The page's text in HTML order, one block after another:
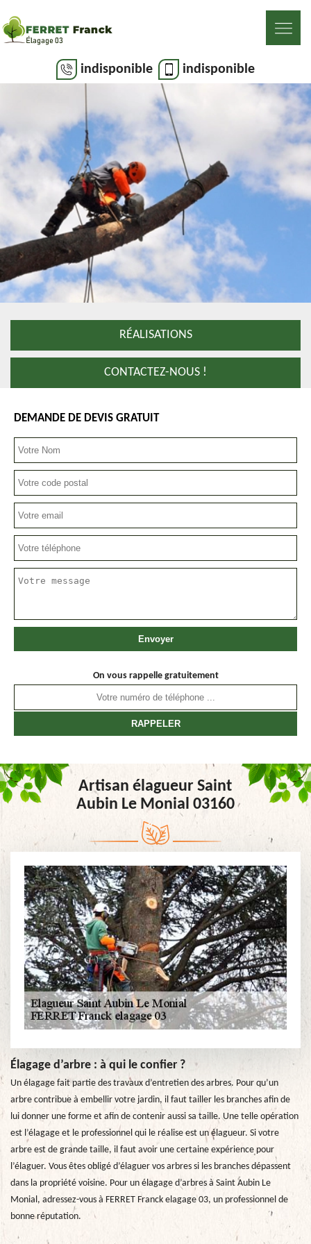
indisponible indisponible
RÉALISATIONS
CONTACTEZ-NOUS !
DEMANDE DE DEVIS GRATUIT
On vous rappelle gratuitement
Artisan élagueur Saint
Aubin Le Monial 03160
Élagage d’arbre : à qui le confier ?
Un élagage fait partie des travaux d’entretien des arbres. Pour qu’un
arbre contribue à embellir votre jardin, il faut tailler les branches afin de
lui donner une forme et afin de contenir aussi sa taille. Une telle opération
est l’élagage et le professionnel qui le réalise est un élagueur. Si votre
arbre est de grande taille, il faut avoir une certaine expérience pour
l’élaguer. Vous êtes obligé d’élaguer vos arbres si les branches dépassent
dans la propriété voisine. Pour un élagage d’arbres à Saint Aubin Le
Monial, adressez-vous à FERRET Franck elagage 03, un professionnel de
bonne réputation.